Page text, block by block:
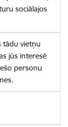
sociālajos
tādu vietņu
jūs interesē
personu